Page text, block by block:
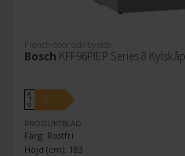
French door side by side
Bosch KFF96PIEP Series 8
A
↑
G
E
PRODUKTBLAD
Färg: Rostfri
Höjd (cm): 183